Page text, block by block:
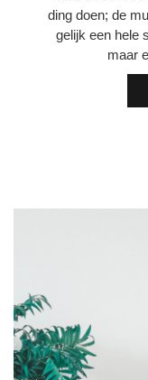
ding doen; de
gelijk een hele
maar